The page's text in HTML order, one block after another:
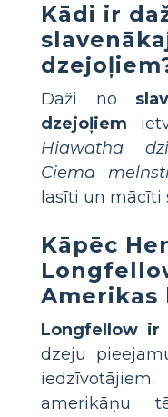
Kādi ir
Daži no
dzejoļiem
Hiawatha
Ciema
lasīti un mācīti
Kāpēc
Amerikas
Longfellow ir
dzeju
amerikāņu